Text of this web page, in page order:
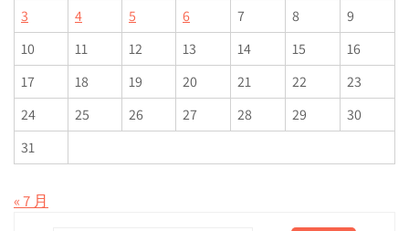
3
4 5 6 7 8
9
10
11 12 13 14 15
16
17
18 19 20 21 22
23
24
25 26 27 28 29
30
31
« 7 月